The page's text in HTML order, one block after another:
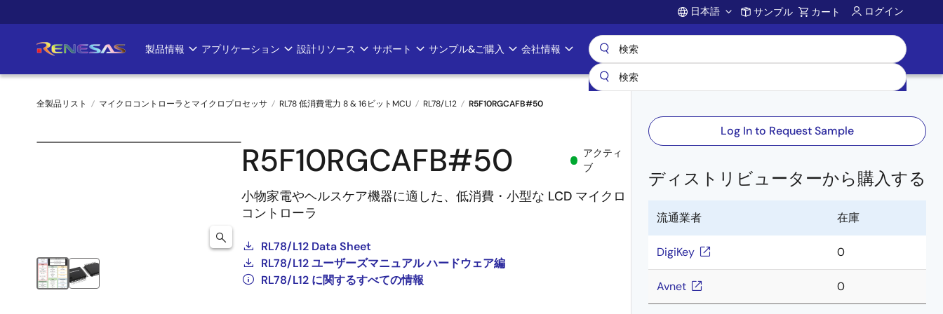
イ
ン
Account
日本語 サンプル カート ログイン
Main
navigation
製品情報 アプリケーション 設計リソース サポート サンプル&ご購入 会社情報
パ
全製品リスト マイクロコントローラとマイクロプロセッサ RL78 低消費電力 8 & 16ビットMCU RL78/L12 R5F10RGCAFB#50
R5F10RGCAFB#50
アクティ
ブ
小物家電やヘルスケア機器に適した、低消費・小型な LCD マイクロ
コントローラ
RL78/L12 Data Sheet
RL78/L12 ユーザーズマニュアル ハードウェア編
RL78/L12 に関するすべての情報
Log In to Request Sample
ディストリビューターから購入する
流通業者 在庫
DigiKey 0
Avnet 0